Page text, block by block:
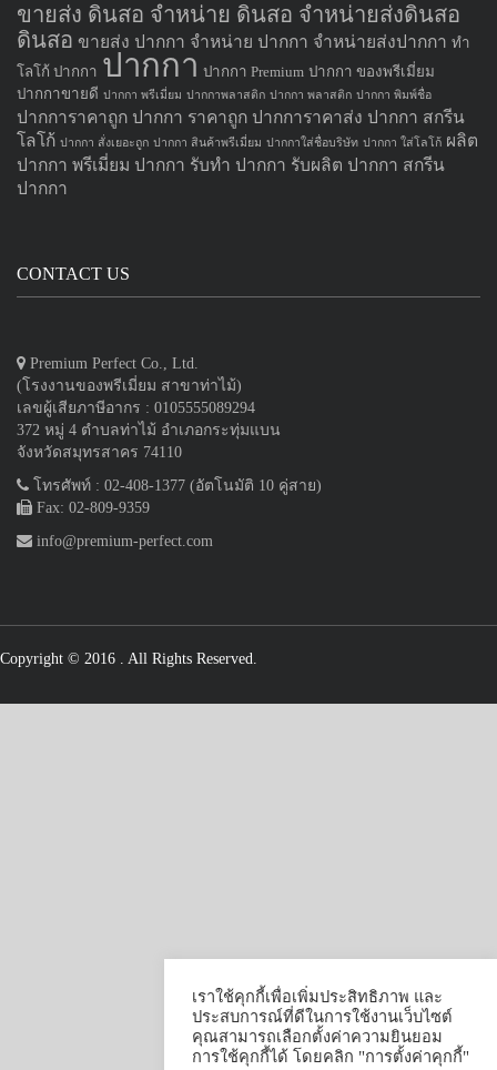
ขายส่ง ดินสอ จำหน่าย ดินสอ จำหน่ายส่งดินสอ
ดินสอ ขายส่ง ปากกา จำหน่าย ปากกา จำหน่ายส่งปากกา ทำ
โลโก้ ปากกา ปากกา ปากกา Premium ปากกา ของพรีเมี่ยม
ปากกาขายดี ปากกา พรีเมี่ยม ปากกาพลาสติก ปากกา พลาสติก ปากกา พิมพ์ชื่อ
ปากการาคาถูก ปากกา ราคาถูก ปากการาคาส่ง ปากกา สกรีน
โลโก้ ปากกา สั่งเยอะถูก ปากกา สินค้าพรีเมี่ยม ปากกาใส่ชื่อบริษัท ปากกา ใส่โลโก้ ผลิต
ปากกา พรีเมี่ยม ปากกา รับทำ ปากกา รับผลิต ปากกา สกรีน
ปากกา
CONTACT US
Premium Perfect Co., Ltd.
(โรงงานของพรีเมี่ยม สาขาท่าไม้)
เลขผู้เสียภาษีอากร : 0105555089294
372 หมู่ 4 ตำบลท่าไม้ อำเภอกระทุ่มแบน
จังหวัดสมุทรสาคร 74110
โทรศัพท์ : 02-408-1377 (อัตโนมัติ 10 คู่สาย)
Fax: 02-809-9359
info@premium-perfect.com
Copyright © 2016 . All Rights Reserved.
เราใช้คุกกี้เพื่อเพิ่มประสิทธิภาพ และ
ประสบการณ์ที่ดีในการใช้งานเว็บไซต์
คุณสามารถเลือกตั้งค่าความยินยอม
การใช้คุกกี้ได้ โดยคลิก "การตั้งค่าคุกกี้"